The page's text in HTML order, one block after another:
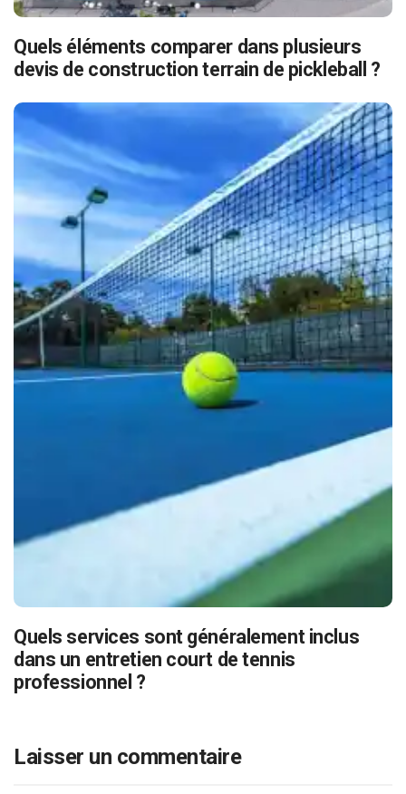
Quels éléments comparer dans plusieurs
devis de construction terrain de pickleball ?
Quels services sont généralement inclus
dans un entretien court de tennis
professionnel ?
Laisser un commentaire